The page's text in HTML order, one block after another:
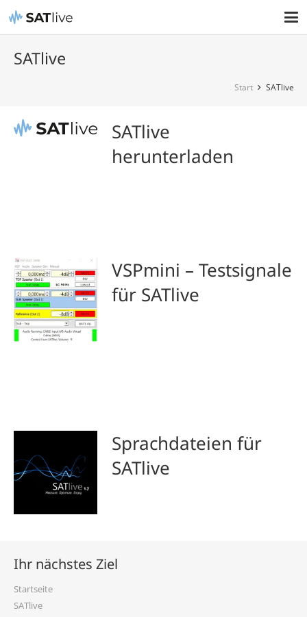
SATlive
Start SATlive
SATlive
herunterladen
VSPmini – Testsignale
für SATlive
Sprachdateien für
SATlive
Ihr nächstes Ziel
Startseite
SATlive